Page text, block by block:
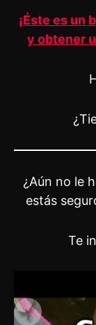
¡Éste es un
y obtener
¿Aún no le
estás
Te